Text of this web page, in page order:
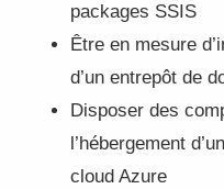
packages SSIS
Être en mesure
d’un entrepôt de
Disposer des
l’hébergement
cloud Azure